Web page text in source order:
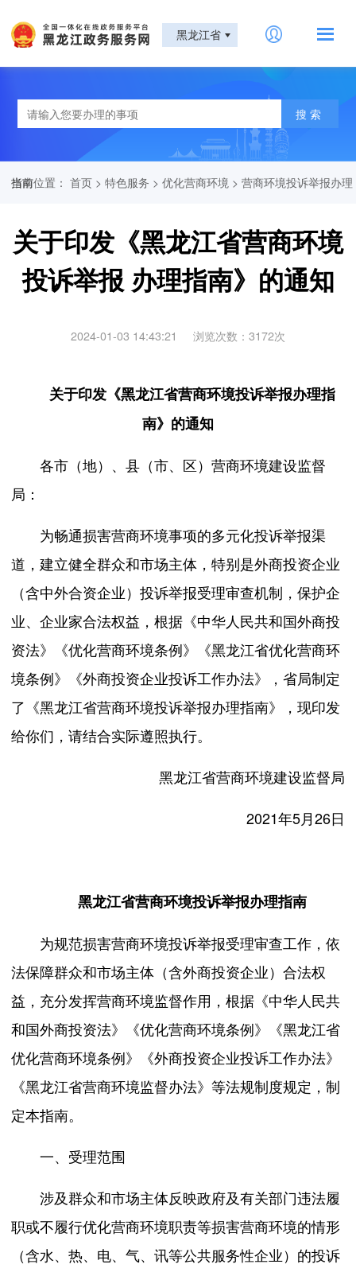
黑龙江省
当前位置：首页 >特色服务 >优化营商环境 >
营商环境投诉举报办理指南
关于印发《黑龙江省营商环境
投诉举报 办理指南》的通知
2024-01-03 14:43:21 浏览次数： 3172次
关于印发《黑龙江省营商环境投诉举报办理指
南》 的通知
各市（地）、县（市、区）营商环境建设监督
局：
为畅通损害营商环境事项的多元化投诉举报渠
道，建立健全群众和市场主体，特别是外商投资企业
（含中外合资企业）投诉举报受理审查机制，保护企
业、企业家合法权益，根据《中华人民共和国外商投
资法》《优化营商环境条例》《黑龙江省优化营商环
境条例》《外商投资企业投诉工作办法》，省局制定
了《黑龙江省营商环境投诉举报办理指南》，现印发
给你们，请结合实际遵照执行。
黑龙江省营商环境建设监督局
2021年5月26日
黑龙江省营商环境投诉举报办理指南
为规范损害营商环境投诉举报受理审查工作，依
法保障群众和市场主体（含外商投资企业）合法权
益，充分发挥营商环境监督作用，根据《中华人民共
和国外商投资法》《优化营商环境条例》《黑龙江省
优化营商环境条例》《外商投资企业投诉工作办法》
《黑龙江省营商环境监督办法》等法规制度规定，制
定本指南。
一、受理范围
涉及群众和市场主体反映政府及有关部门违法履
职或不履行优化营商环境职责等损害营商环境的情形
（含水、热、电、气、讯等公共服务性企业）的投诉